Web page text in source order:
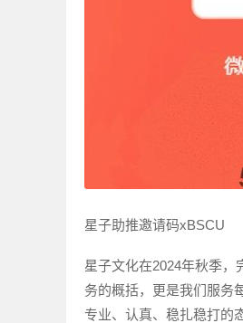
星子助推邀请码xBSCU
星子文化在2024年秋季，
务的概括，更是我们服务
专业、认真、稳扎稳打的